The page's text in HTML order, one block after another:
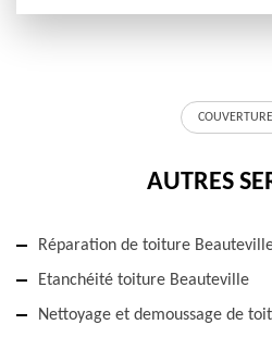
COUVERTURE
AUTRES
Réparation de toiture
Etanchéité toiture Beauteville
Nettoyage et demoussage de